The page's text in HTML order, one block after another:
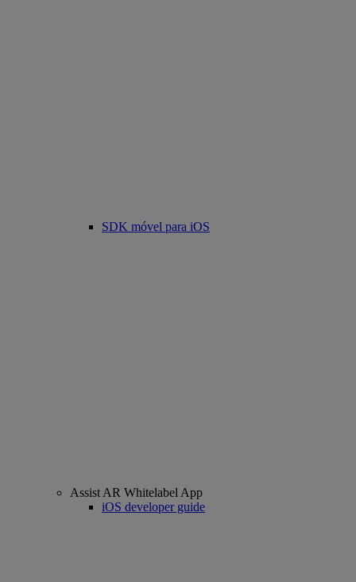
SDK móvel para iOS
Assist AR Whitelabel App
iOS developer guide